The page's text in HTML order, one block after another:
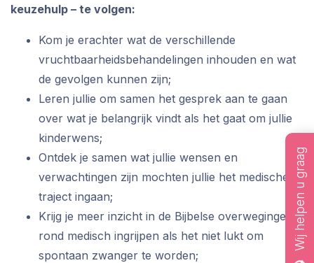
Wij helpen u graag
keuzehulp – te volgen:
Kom je erachter wat de verschillende
vruchtbaarheidsbehandelingen inhouden en wat
de gevolgen kunnen zijn;
Leren jullie om samen het gesprek aan te gaan
over wat je belangrijk vindt als het gaat om jullie
kinderwens;
Ontdek je samen wat jullie wensen en
verwachtingen zijn mochten jullie het medische
traject ingaan;
Krijg je meer inzicht in de Bijbelse overwegingen
rond medisch ingrijpen als het niet lukt om
spontaan zwanger te worden;